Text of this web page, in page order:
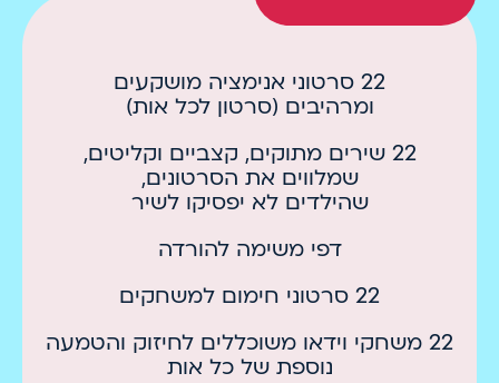
22 סרטוני אנימציה מושקעים
ומרהיבים (סרטון לכל אות)
22 שירים מתוקים, קצביים וקליטים,
שמלווים את הסרטונים,
שהילדים לא יפסיקו לשיר
דפי משימה להורדה
22 סרטוני חימום למשחקים
22 משחקי וידאו משוכללים לחיזוק והטמעה
נוספת של כל אות